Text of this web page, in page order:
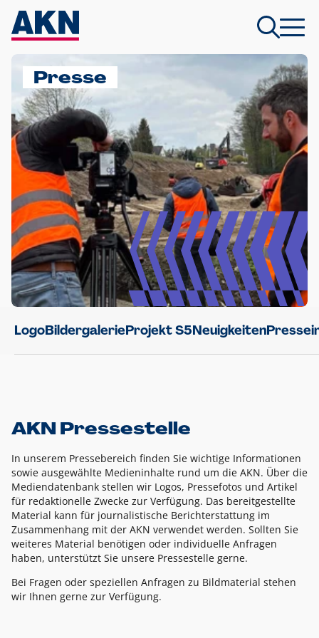
Presse
LogoBildergalerieProjekt S5Neuigkeiten
AKN Pressestelle
In unserem Pressebereich finden Sie wichtige Informationen
sowie ausgewählte Medieninhalte rund um die AKN. Über die
Mediendatenbank stellen wir Logos, Pressefotos und Artikel
für redaktionelle Zwecke zur Verfügung. Das bereitgestellte
Material kann für journalistische Berichterstattung im
Zusammenhang mit der AKN verwendet werden. Sollten Sie
weiteres Material benötigen oder individuelle Anfragen
haben, unterstützt Sie unsere Pressestelle gerne.
Bei Fragen oder speziellen Anfragen zu Bildmaterial stehen
wir Ihnen gerne zur Verfügung.